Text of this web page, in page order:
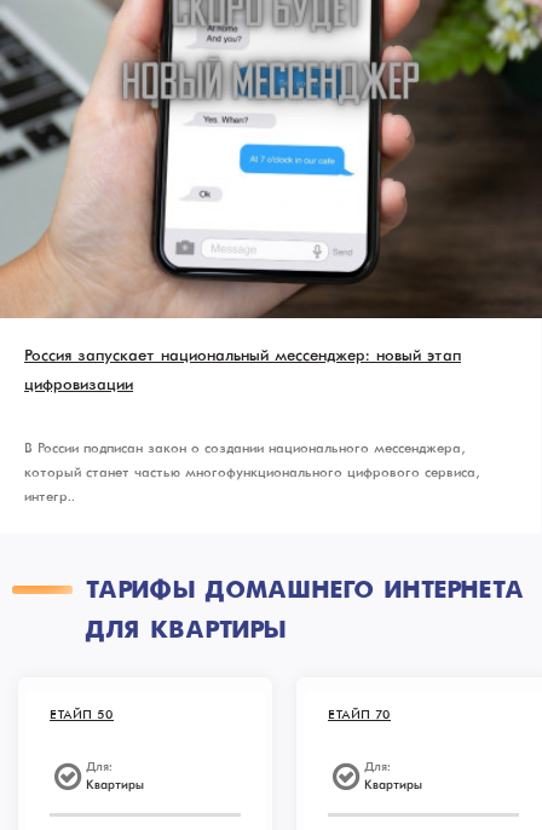
Россия запускает национальный мессенджер: новый этап
цифровизации
В России подписан закон о создании национального мессенджера,
который станет частью многофункционального цифрового сервиса,
интегр..
ТАРИФЫ ДОМАШНЕГО ИНТЕРНЕТА
ДЛЯ КВАРТИРЫ
ЕТАЙП 50
Для:
Квартиры
ЕТАЙП 70
Для:
Квартиры